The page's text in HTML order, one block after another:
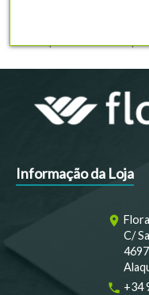
Informação da Loja
room
C/
phone +34